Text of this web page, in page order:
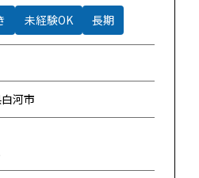
未経験OK 長期
河市